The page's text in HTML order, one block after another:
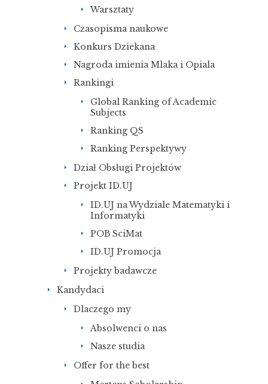
Warsztaty
Czasopisma naukowe
Konkurs Dziekana
Nagroda imienia Mlaka i Opiala
Rankingi
Global Ranking of Academic
Subjects
Ranking QS
Ranking Perspektywy
Dział Obsługi Projektów
Projekt ID.UJ
ID.UJ na Wydziale Matematyki i
Informatyki
POB SciMat
ID.UJ Promocja
Projekty badawcze
Kandydaci
Dlaczego my
Absolwenci o nas
Nasze studia
Offer for the best